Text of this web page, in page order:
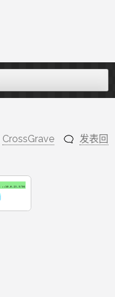
CrossGrave
发表回